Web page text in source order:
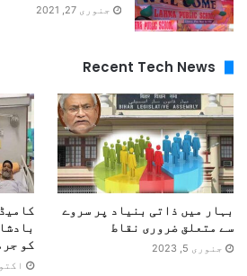
جنوری 27, 2021
Recent Tech News
بہار میں ذاتی بنیاد پر سروے
سے متعلق ضروری نقاط
جنوری 5, 2023
کو
اکتوبر